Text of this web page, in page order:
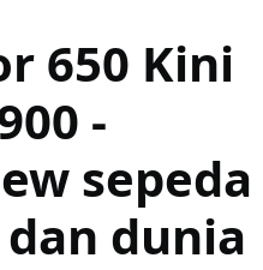
650 Kini
-
sepeda
dunia